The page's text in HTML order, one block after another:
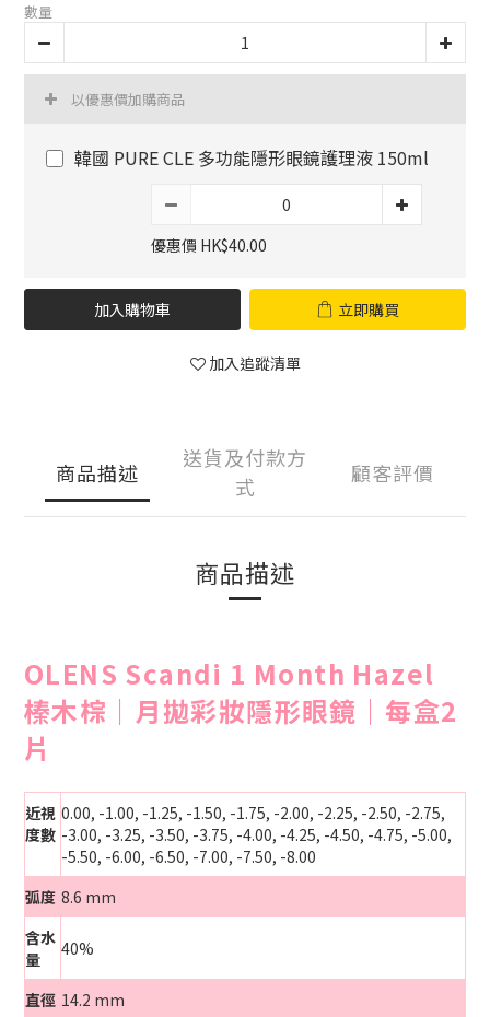
數量
以優惠價加購商品
韓國 PURE CLE 多功能隱形眼鏡護理液 150ml
優惠價 HK$40.00
加入購物車 立即購買
加入追蹤清單
商品描述
送貨及付款方
式
顧客評價
商品描述
OLENS Scandi 1 Month Hazel
榛木棕｜月拋彩妝隱形眼鏡｜每盒2
片
近視
度數
0.00, -1.00, -1.25, -1.50, -1.75, -2.00, -2.25, -2.50, -2.75,
-3.00, -3.25, -3.50, -3.75, -4.00, -4.25, -4.50, -4.75, -5.00,
-5.50, -6.00, -6.50, -7.00, -7.50, -8.00
弧度 8.6 mm
含水
量
40%
直徑 14.2 mm